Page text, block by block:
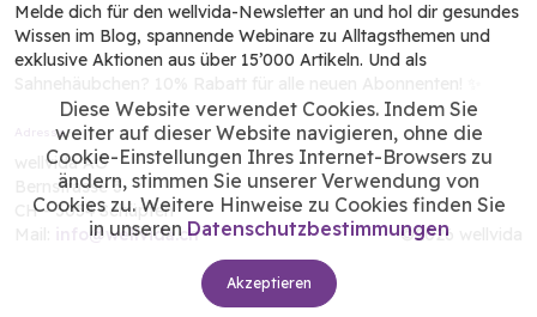
Diese Website verwendet Cookies. Indem Sie
weiter auf dieser Website navigieren, ohne die
Cookie-Einstellungen Ihres Internet-Browsers zu
ändern, stimmen Sie unserer Verwendung von
Cookies zu. Weitere Hinweise zu Cookies finden Sie
in unseren Datenschutzbestimmungen
Akzeptieren
Melde dich für den wellvida-Newsletter an und hol dir gesundes
Wissen im Blog, spannende Webinare zu Alltagsthemen und
exklusive Aktionen aus über 15’000 Artikeln. Und als
Adresse
wellvida AG
Bernstrasse 3
CH - 3054 Schüpfen
info@wellvida.ch ©2026 wellvida